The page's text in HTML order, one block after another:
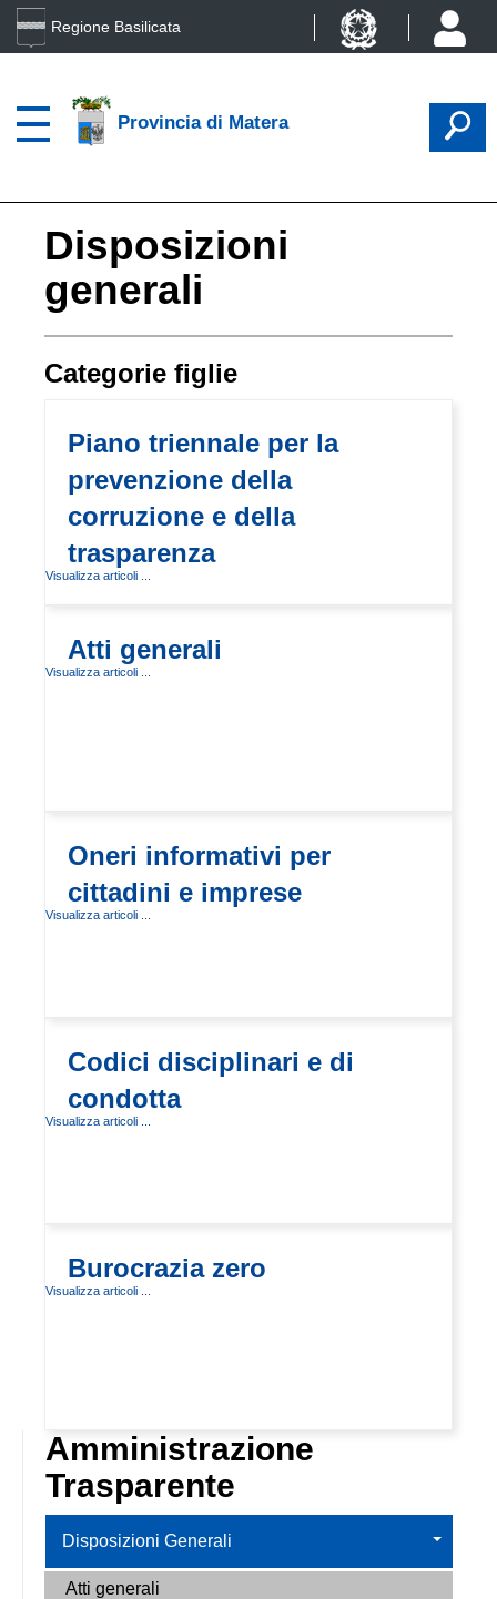
Regione Basilicata
Provincia di Matera
Disposizioni
generali
Categorie figlie
Piano triennale per la
prevenzione della
corruzione e della
trasparenza
Visualizza articoli ...
Atti generali
Visualizza articoli ...
Oneri informativi per
cittadini e imprese
Visualizza articoli ...
Codici disciplinari e di
condotta
Visualizza articoli ...
Burocrazia zero
Visualizza articoli ...
Amministrazione
Trasparente
Disposizioni Generali
Atti generali